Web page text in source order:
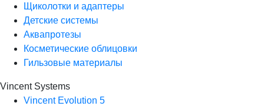
Щиколотки и адаптеры
Детские системы
Аквапротезы
Косметические облицовки
Гильзовые материалы
Vincent Systems
Vincent Evolution 5